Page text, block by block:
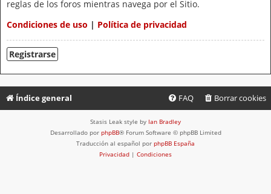
reglas de los foros mientras navega por el Sitio.
Condiciones de uso | Política de privacidad
Registrarse
Índice general Borrar cookies
FAQ
Stasis Leak style by Ian Bradley
Desarrollado por phpBB® Forum Software © phpBB Limited
Traducción al español por phpBB España
Privacidad | Condiciones